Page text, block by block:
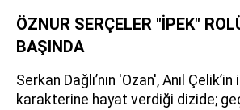
ÖZNUR SERÇELER "İPEK"
BAŞINDA
Serkan Dağlı’nın 'Ozan', Anıl
karakterine hayat verdiği dizide;